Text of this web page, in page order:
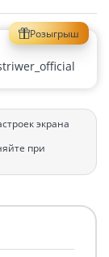
Розыгрыш
экрана
при